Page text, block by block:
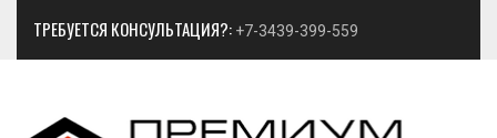
ТРЕБУЕТСЯ КОНСУЛЬТАЦИЯ?: +7-3439-399-559